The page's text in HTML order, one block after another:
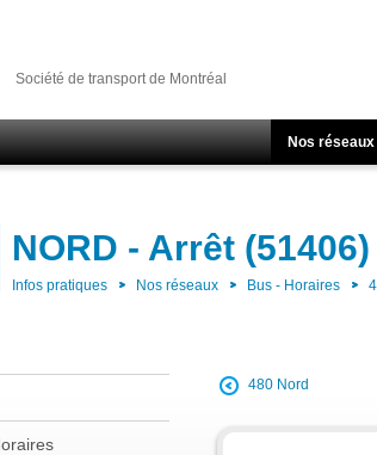
Société de transport de Montréal
Nos réseaux
NORD - Arrêt (51406)
Infos pratiques Nos réseaux Bus - Horaires
480 Nord